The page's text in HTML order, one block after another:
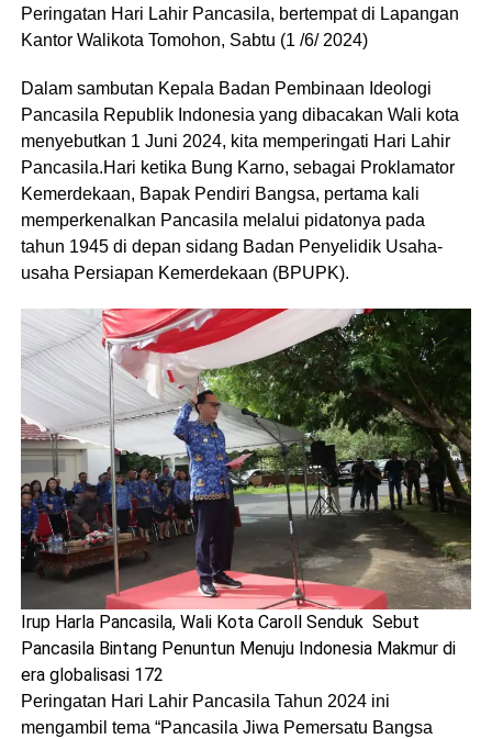
Peringatan Hari Lahir Pancasila, bertempat di Lapangan
Kantor Walikota Tomohon, Sabtu (1 /6/ 2024)
Dalam sambutan Kepala Badan Pembinaan Ideologi
Pancasila Republik Indonesia yang dibacakan Wali kota
menyebutkan 1 Juni 2024, kita memperingati Hari Lahir
Pancasila.Hari ketika Bung Karno, sebagai Proklamator
Kemerdekaan, Bapak Pendiri Bangsa, pertama kali
memperkenalkan Pancasila melalui pidatonya pada
tahun 1945 di depan sidang Badan Penyelidik Usaha-
usaha Persiapan Kemerdekaan (BPUPK).
Irup Harla Pancasila, Wali Kota Caroll Senduk Sebut
Pancasila Bintang Penuntun Menuju Indonesia Makmur di
era globalisasi 172
Peringatan Hari Lahir Pancasila Tahun 2024 ini
mengambil tema “Pancasila Jiwa Pemersatu Bangsa